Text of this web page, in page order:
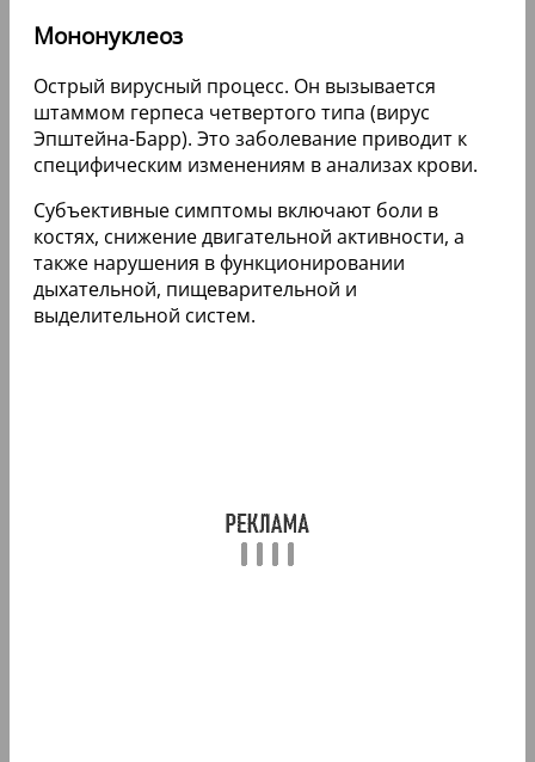
Мононуклеоз
Острый вирусный процесс. Он вызывается
штаммом герпеса четвертого типа (вирус
Эпштейна-Барр). Это заболевание приводит к
специфическим изменениям в анализах крови.
Субъективные симптомы включают боли в
костях, снижение двигательной активности, а
также нарушения в функционировании
дыхательной, пищеварительной и
выделительной систем.